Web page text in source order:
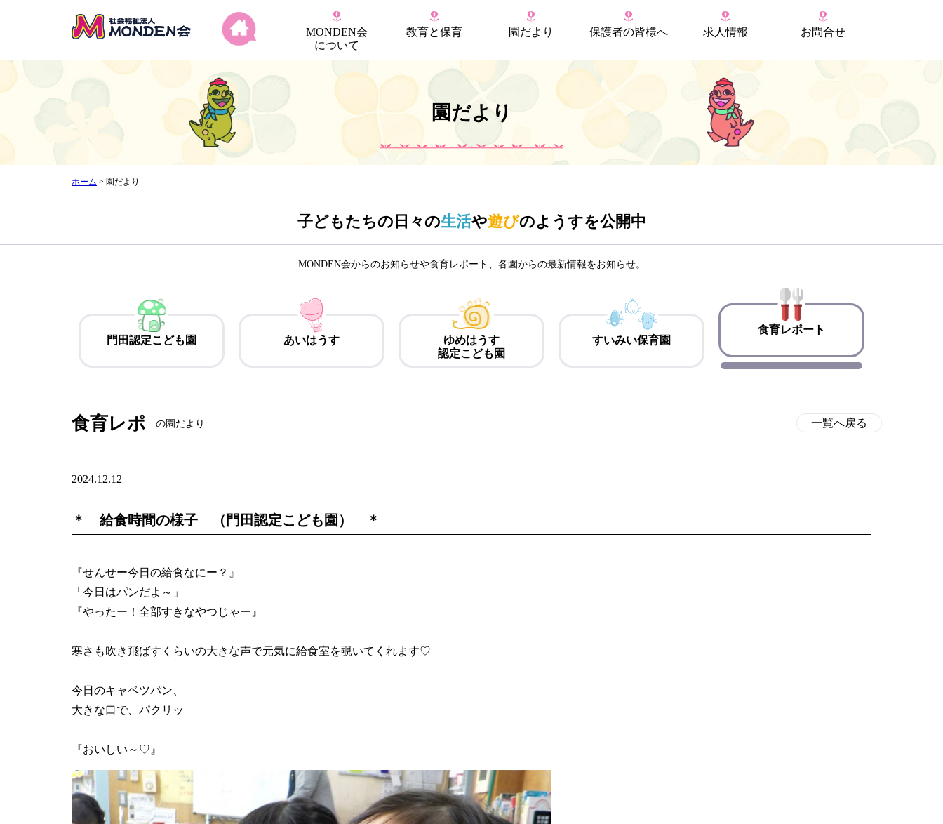
MONDEN会
について
教育と保育 園だより 保護者の皆様へ 求人情報 お問合せ
園だより
ホーム > 園だより
子どもたちの日々の生活や遊びのようすを公開中
MONDEN会からのお知らせや食育レポート、各園からの最新情報をお知らせ。
門田認定こども園 あいはうす
ゆめはうす
認定こども園
すいみい保育園
食育レポート
食育レポ の園だより 一覧へ戻る
2024.12.12
＊ 給食時間の様子 （門田認定こども園） ＊
『せんせー今日の給食なにー？』
「今日はパンだよ～」
『やったー！全部すきなやつじゃー』
寒さも吹き飛ばすくらいの大きな声で元気に給食室を覗いてくれます♡
今日のキャベツパン、
大きな口で、パクリッ
『おいしい～♡』